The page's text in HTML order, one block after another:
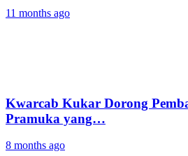
11 months ago
Kwarcab Kukar Dorong
Pramuka yang…
8 months ago